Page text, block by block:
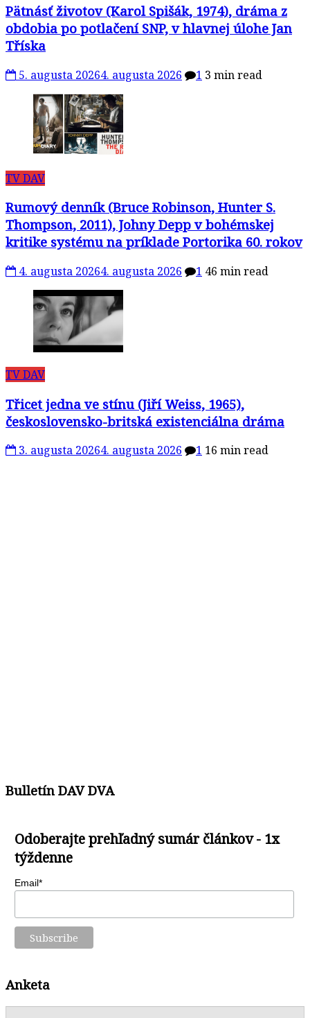
Pätnásť životov (Karol Spišák, 1974), dráma z
obdobia po potlačení SNP, v hlavnej úlohe Jan
Tříska
5. augusta 20264. augusta 2026 1 3 min read
TV DAV
Rumový denník (Bruce Robinson, Hunter S.
Thompson, 2011), Johny Depp v bohémskej
kritike systému na príklade Portorika 60. rokov
4. augusta 20264. augusta 2026 1 46 min read
TV DAV
Třicet jedna ve stínu (Jiří Weiss, 1965),
československo-britská existenciálna dráma
3. augusta 20264. augusta 2026 1 16 min read
Bulletín DAV DVA
Odoberajte prehľadný sumár článkov - 1x
týždenne
Email*
Anketa